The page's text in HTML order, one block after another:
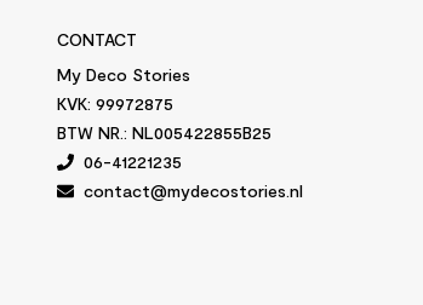
CONTACT
My Deco Stories
KVK: 99972875
BTW NR.: NL005422855B25
06-41221235
contact@mydecostories.nl